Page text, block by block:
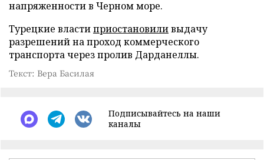
напряженности в Черном море.
Турецкие властиприостановиливыдачу
разрешений на проход коммерческого
транспорта через пролив Дарданеллы.
Текст: Вера Басилая
Подписывайтесь на наши
каналы